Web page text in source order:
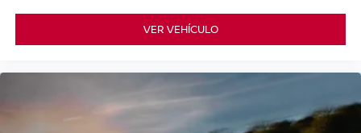
VER VEHÍCULO